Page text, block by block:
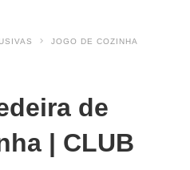
JOGO DE COZINHA
de
| CLUB